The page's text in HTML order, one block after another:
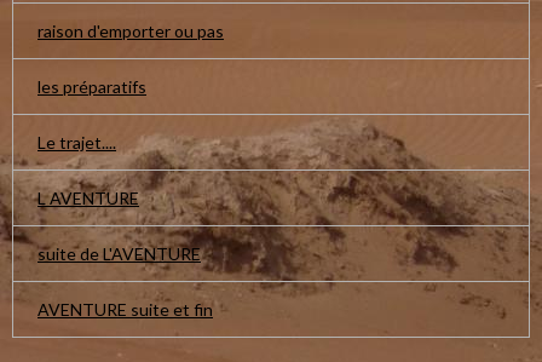
raison d'emporter ou pas
les préparatifs
Le trajet....
L AVENTURE
suite de L'AVENTURE
AVENTURE suite et fin